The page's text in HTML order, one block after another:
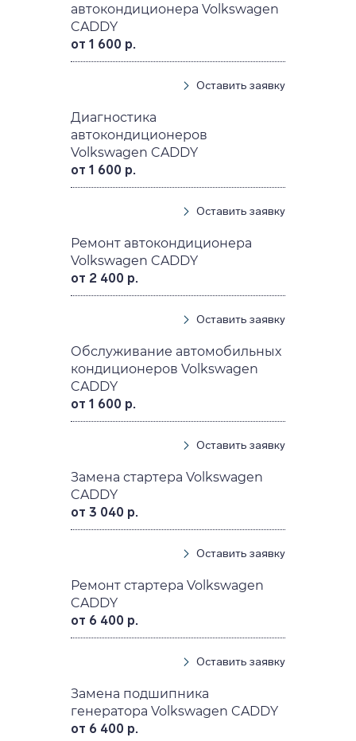
автокондиционера Volkswagen
CADDY
от 1 600 р.
Оставить заявку
Диагностика
автокондиционеров
Volkswagen CADDY
от 1 600 р.
Оставить заявку
Ремонт автокондиционера
Volkswagen CADDY
от 2 400 р.
Оставить заявку
Обслуживание автомобильных
кондиционеров Volkswagen
CADDY
от 1 600 р.
Оставить заявку
Замена стартера Volkswagen
CADDY
от 3 040 р.
Оставить заявку
Ремонт стартера Volkswagen
CADDY
от 6 400 р.
Оставить заявку
Замена подшипника
генератора Volkswagen CADDY
от 6 400 р.